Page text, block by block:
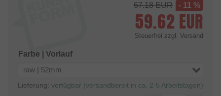
67.18EUR - 11 %
59.62 EUR
Steuerfrei zzgl. Versand
Farbe | Vorlauf
raw | 52mm
Lieferung: verfügbar (versandbereit in ca. 2-5 Arbeitstagen)